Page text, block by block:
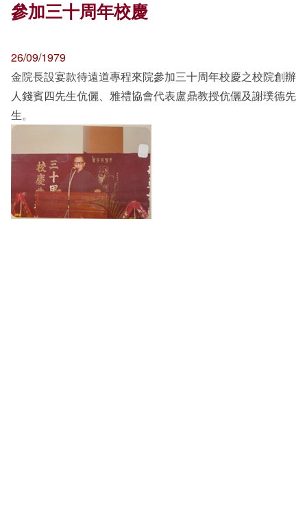
參加三十周年校慶
26/09/1979
金院長設宴款待遠道專程來院參加三十周年校慶之校院創辦
人錢賓四先生伉儷、雅禮協會代表盧鼎教授伉儷及謝璞德先
生。